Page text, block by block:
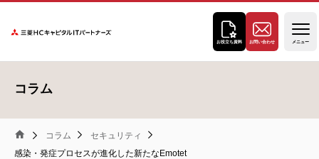
三菱ＨＣキャピタルＩＴパート
お役立ち資料 お問い合わせ メニュー
コラム
三
コラム
セキュリティ
感染・発症プロセスが進化した新たなEmotet